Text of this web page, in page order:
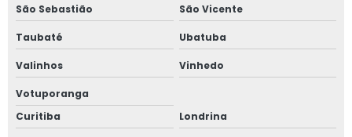
São Sebastião São Vicente
Taubaté Ubatuba
Valinhos Vinhedo
Votuporanga
Curitiba
Londrina